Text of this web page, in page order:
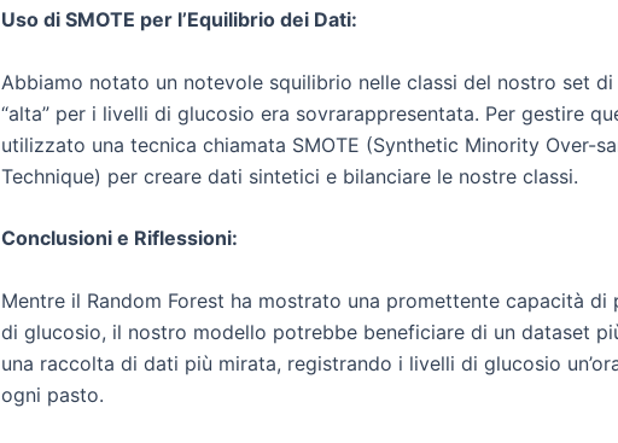
Uso di SMOTE per l’Equilibrio dei Dati:
Abbiamo notato un notevole squilibrio nelle classi del nostro set di
“alta” per i livelli di glucosio era sovrarappresentata. Per gestire
utilizzato una tecnica chiamata SMOTE (Synthetic Minority Over-
Technique) per creare dati sintetici e bilanciare le nostre classi.
Conclusioni e Riflessioni:
Mentre il Random Forest ha mostrato una promettente capacità di
di glucosio, il nostro modello potrebbe beneficiare di un dataset
una raccolta di dati più mirata, registrando i livelli di glucosio
ogni pasto.